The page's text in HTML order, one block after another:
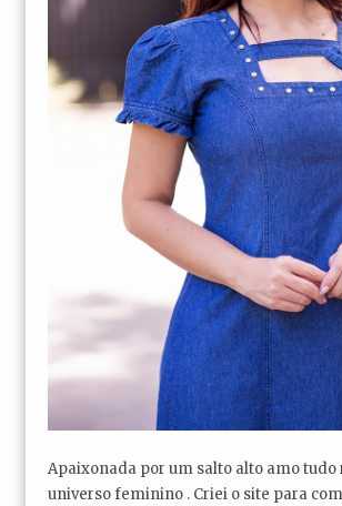
Apaixonada por um salto alto amo tudo
universo feminino . Criei o site para